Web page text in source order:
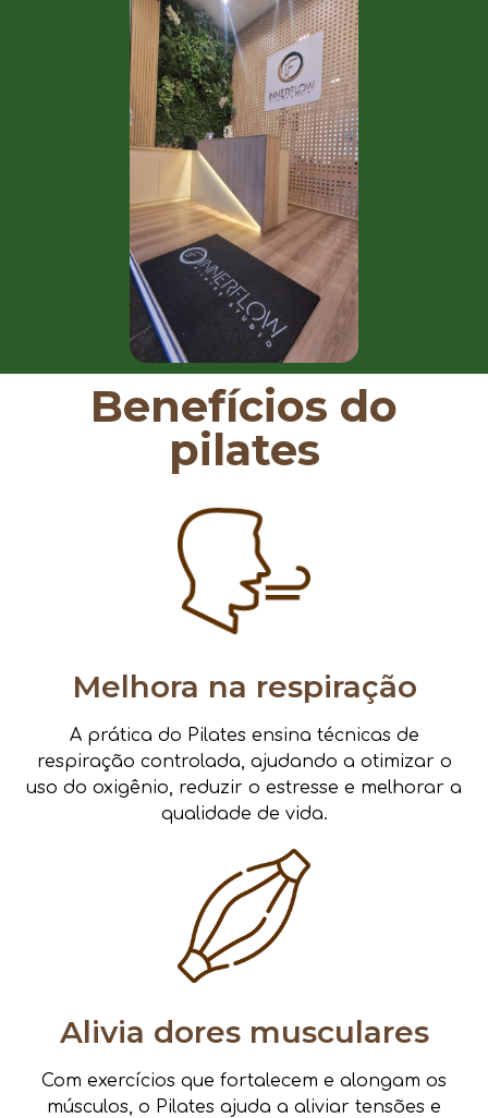
Benefícios do
pilates
Melhora na respiração
A prática do Pilates ensina técnicas de
respiração controlada, ajudando a otimizar o
uso do oxigênio, reduzir o estresse e melhorar a
qualidade de vida.
Alivia dores musculares
Com exercícios que fortalecem e alongam os
músculos, o Pilates ajuda a aliviar tensões e